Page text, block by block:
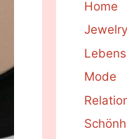
Home
Jewelry
Mode